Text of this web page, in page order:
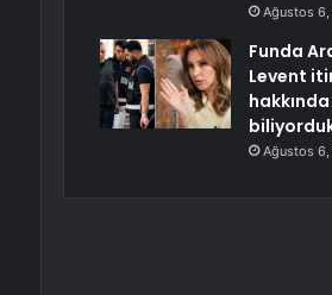
Ağustos
Funda
Levent
Ağustos